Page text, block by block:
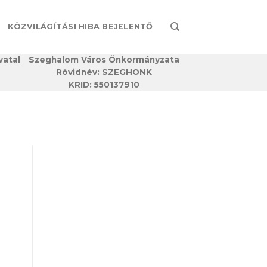
KÖZVILÁGÍTÁSI HIBA BEJELENTŐ
Szeghalom Város Önkormányzata
Rövidnév: SZEGHONK
KRID: 550137910